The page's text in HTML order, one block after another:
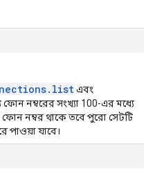
এবং
নম্বরের সংখ্যা 100-এর মধ্যে
নম্বর থাকে তবে পুরো সেটটি
পাওয়া যাবে।